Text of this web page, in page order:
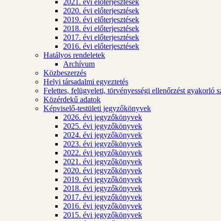
2021. évi előterjesztések
2020. évi előterjesztések
2019. évi előterjesztések
2018. évi előterjesztések
2017. évi előterjesztések
2016. évi előterjesztések
Hatályos rendeletek
Archívum
Közbeszerzés
Helyi társadalmi egyeztetés
Felettes, felügyeleti, törvényességi ellenőrzést gyakorló
Közérdekű adatok
Képviselő-testületi jegyzőkönyvek
2026. évi jegyzőkönyvek
2025. évi jegyzőkönyvek
2024. évi jegyzőkönyvek
2023. évi jegyzőkönyvek
2022. évi jegyzőkönyvek
2021. évi jegyzőkönyvek
2020. évi jegyzőkönyvek
2019. évi jegyzőkönyvek
2018. évi jegyzőkönyvek
2017. évi jegyzőkönyvek
2016. évi jegyzőkönyvek
2015. évi jegyzőkönyvek